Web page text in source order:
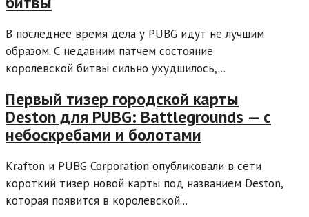
В последнее время дела у PUBG идут не лучшим
образом. С недавним патчем состояние
королевской битвы сильно ухудшилось,...
Первый тизер городской карты
Deston для PUBG: Battlegrounds — с
небоскребами и болотами
Krafton и PUBG Corporation опубликовали в сети
короткий тизер новой карты под названием Deston,
которая появится в королевской...